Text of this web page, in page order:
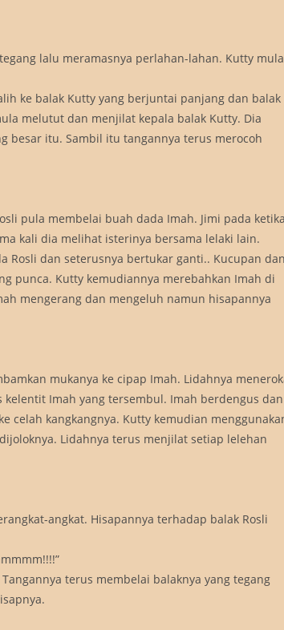
lalu meramasnya perlahan-lahan. Kutty mula
ke balak Kutty yang berjuntai panjang dan balak
melutut dan menjilat kepala balak Kutty. Dia
besar itu. Sambil itu tangannya terus merocoh
pula membelai buah dada Imah. Jimi pada
kali dia melihat isterinya bersama lelaki lain.
Rosli dan seterusnya bertukar ganti.. Kucupan
punca. Kutty kemudiannya merebahkan Imah di
mengerang dan mengeluh namun hisapannya
mukanya ke cipap Imah. Lidahnya
Imah yang tersembul. Imah berdengus dan
celah kangkangnya. Kutty kemudian
Lidahnya terus menjilat setiap lelehan
angkat. Hisapannya terhadap balak Rosli
terus membelai balaknya yang tegang